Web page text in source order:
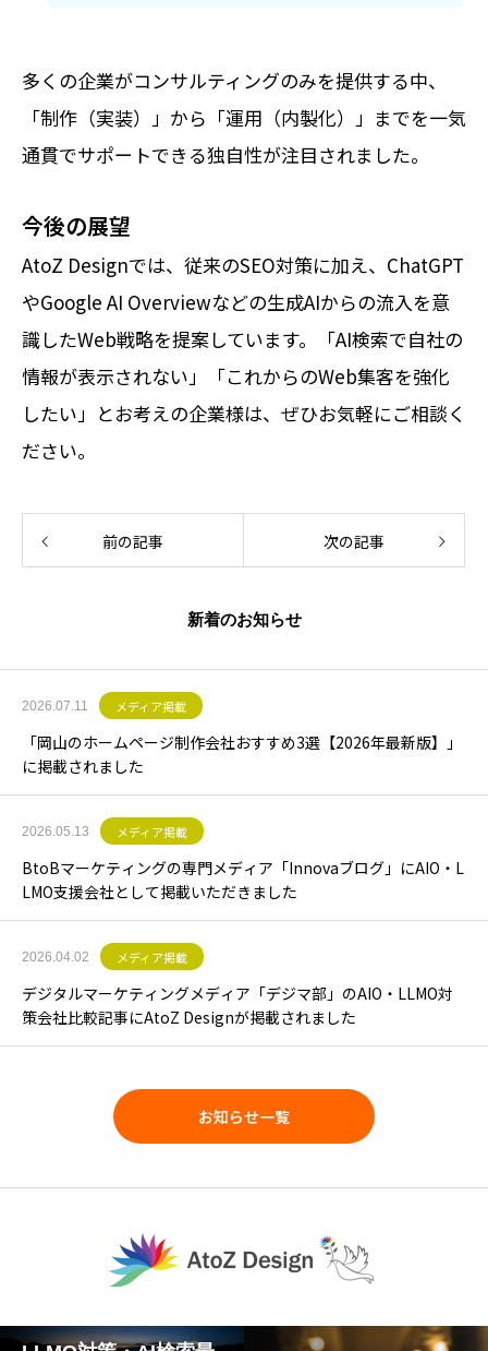
多くの企業がコンサルティングのみを提供する中、
「制作（実装）」から「運用（内製化）」までを一気
通貫でサポートできる独自性が注目されました。
今後の展望
AtoZ Designでは、従来のSEO対策に加え、ChatGPT
やGoogle AI Overviewなどの生成AIからの流入を意
識したWeb戦略を提案しています。「AI検索で自社の
情報が表示されない」「これからのWeb集客を強化
したい」とお考えの企業様は、ぜひお気軽にご相談く
ださい。
前の記事 次の記事
新着のお知らせ
2026.07.11 メディア掲載
「岡山のホームページ制作会社おすすめ3選【2026年最新版】」
に掲載されました
2026.05.13 メディア掲載
BtoBマーケティングの専門メディア「Innovaブログ」にAIO・L
LMO支援会社として掲載いただきました
2026.04.02 メディア掲載
デジタルマーケティングメディア「デジマ部」のAIO・LLMO対
策会社比較記事にAtoZ Designが掲載されました
お知らせ一覧